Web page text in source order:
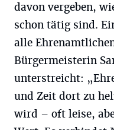
davon vergeben,
schon tätig sind.
alle
Bürgermeisterin
unterstreicht:
und Zeit dort zu
wird – oft leise,